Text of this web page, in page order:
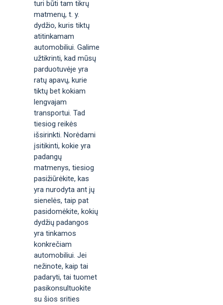
turi būti tam tikrų
matmenų, t. y.
dydžio, kuris tiktų
atitinkamam
automobiliui. Galime
užtikrinti, kad mūsų
parduotuvėje yra
ratų apavų, kurie
tiktų bet kokiam
lengvajam
transportui. Tad
tiesiog reikės
išsirinkti. Norėdami
įsitikinti, kokie yra
padangų
matmenys, tiesiog
pasižiūrėkite, kas
yra nurodyta ant jų
sienelės, taip pat
pasidomėkite, kokių
dydžių padangos
yra tinkamos
konkrečiam
automobiliui. Jei
nežinote, kaip tai
padaryti, tai tuomet
pasikonsultuokite
su šios srities